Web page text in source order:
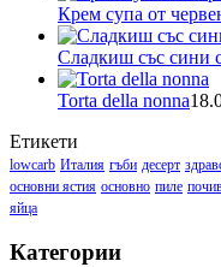
Крем супа от
Сладкиш със сини
Torta della nonna
Етикети
lowcarb Италия гъби десерт
основни ястия основно пиле
яйца
Категории